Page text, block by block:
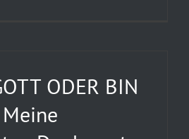
ODER BIN
Meine